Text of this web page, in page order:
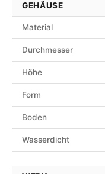
GEHÄUSE
Material
Durchmesser
Höhe
Form
Boden
Wasserdicht